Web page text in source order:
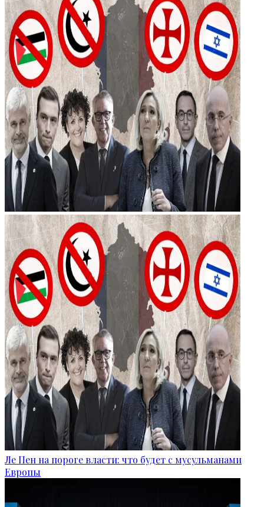
Ле Пен на пороге власти: что будет с мусульманами
Европы